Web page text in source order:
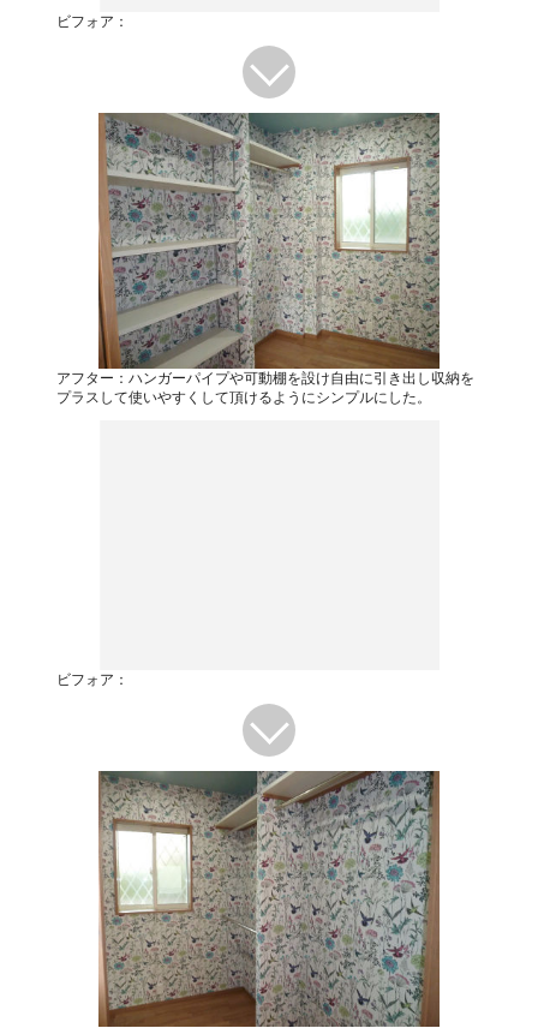
ビフォア：
アフター：ハンガーパイプや可動棚を設け自由に引き出し収納を
プラスして使いやすくして頂けるようにシンプルにした。
ビフォア：